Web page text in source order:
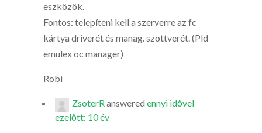
eszközök.
Fontos: telepíteni kell a szerverre az fc
kártya driverét és manag. szottverét. (Pld
emulex oc manager)
Robi
ZsoterRanswered ennyi idővel
ezelőtt: 10 év